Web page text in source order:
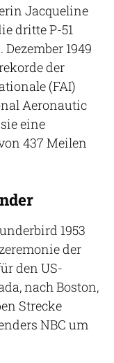
Jacqueline
dritte P-51
1949
der
(FAI)
Aeronautic
eine
437 Meilen
1953
der
den US-
nach Boston,
Strecke
NBC um